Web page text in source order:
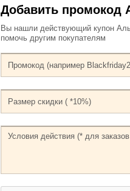
Добавить промокод
Вы нашли действующий купон
помочь другим покупателям